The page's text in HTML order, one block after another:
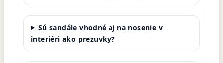
Sú sandále vhodné aj na nosenie v
interiéri ako prezuvky?